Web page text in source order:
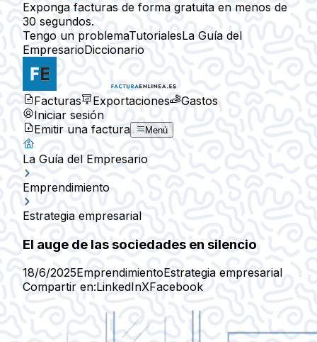
Exponga facturas de forma gratuita en menos de
30 segundos.
Tengo un problemaTutorialesLa Guía del
EmpresarioDiccionario
Facturas Exportaciones
Gastos
Iniciar sesión
Emitir una factura
Menú
La Guía del Empresario
Emprendimiento
Estrategia empresarial
El auge de las sociedades en silencio
18/6/2025EmprendimientoEstrategia empresarial
Compartir en:LinkedInXFacebook